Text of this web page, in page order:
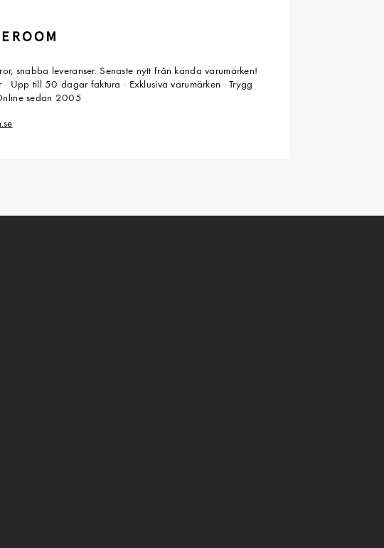
snabba leveranser. Senaste nytt från kända varumärken!
· Upp till 50 dagar faktura · Exklusiva varumärken · Trygg
sedan 2005